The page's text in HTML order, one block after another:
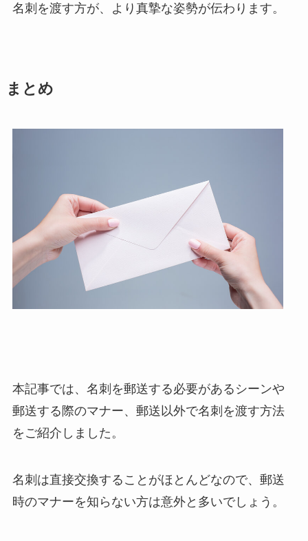
名刺を渡す方が、より真摯な姿勢が伝わります。
まとめ
本記事では、名刺を郵送する必要があるシーンや
郵送する際のマナー、郵送以外で名刺を渡す方法
をご紹介しました。
名刺は直接交換することがほとんどなので、郵送
時のマナーを知らない方は意外と多いでしょう。